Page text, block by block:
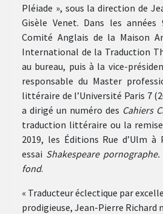
Pléiade », sous la direction de
Gisèle Venet. Dans les
Comité Anglais de la Maison
International de la Traduction
au bureau, puis à la vice-
responsable du Master
littéraire de l’Université Paris 7
a dirigé un numéro des Cahiers
traduction littéraire ou la remise
2019, les Éditions Rue d’Ulm
essai Shakespeare
fond.
« Traducteur éclectique par
prodigieuse, Jean-Pierre Richard